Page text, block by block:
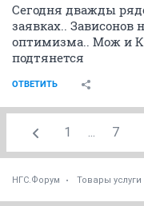
Сегодня дважды
заявках.. Зависонов
оптимизма.. Мож и
подтянется
ОТВЕТИТЬ
1 ... 7
НГС.Форум Товары